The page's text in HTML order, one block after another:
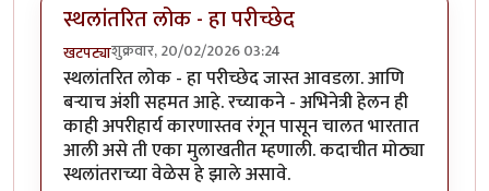
स्थलांतरित लोक - हा परीच्छेद
खटपट्याशुक्रवार, 20/02/2026 03:24
स्थलांतरित लोक - हा परीच्छेद जास्त आवडला. आणि
बर्‍याच अंशी सहमत आहे. रच्याकने - अभिनेत्री हेलन ही
काही अपरीहार्य कारणास्तव रंगून पासून चालत भारतात
आली असे ती एका मुलाखतीत म्हणाली. कदाचीत मोठ्या
स्थलांतराच्या वेळेस हे झाले असावे.